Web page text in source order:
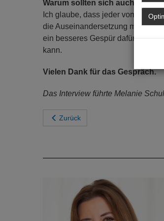
Warum sollten sich auch ihre
Ich glaube, dass jeder vom
die Auseinandersetzung mit
ein besseres Gespür dafür, wie
kann.
Vielen Dank für das Gespräch.
Das Interview führte Melanie
Zurück